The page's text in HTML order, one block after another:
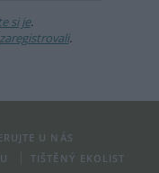
si je.
zaregistrovali.
U NÁS
TIŠTĚNÝ EKOLIST